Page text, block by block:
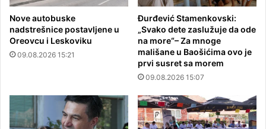
Nove autobuske
nadstrešnice postavljene u
Oreovcu i Leskoviku
09.08.2026 15:21
Đurđević Stamenkovski:
„Svako dete zaslužuje da ode
na more“– Za mnoge
mališane u Baošićima ovo je
prvi susret sa morem
09.08.2026 15:07